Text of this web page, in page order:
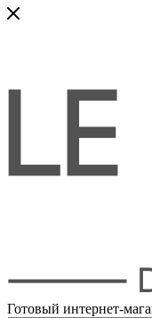
Готовый интернет-